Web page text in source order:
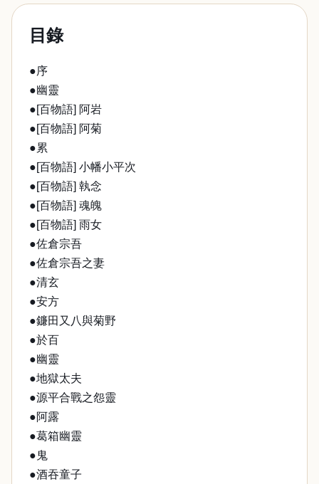
目錄
●序
●幽靈
●[百物語] 阿岩
●[百物語] 阿菊
●累
●[百物語] 小幡小平次
●[百物語] 執念
●[百物語] 魂魄
●[百物語] 雨女
●佐倉宗吾
●佐倉宗吾之妻
●清玄
●安方
●鐮田又八與菊野
●於百
●幽靈
●地獄太夫
●源平合戰之怨靈
●阿露
●葛箱幽靈
●鬼
●酒吞童子